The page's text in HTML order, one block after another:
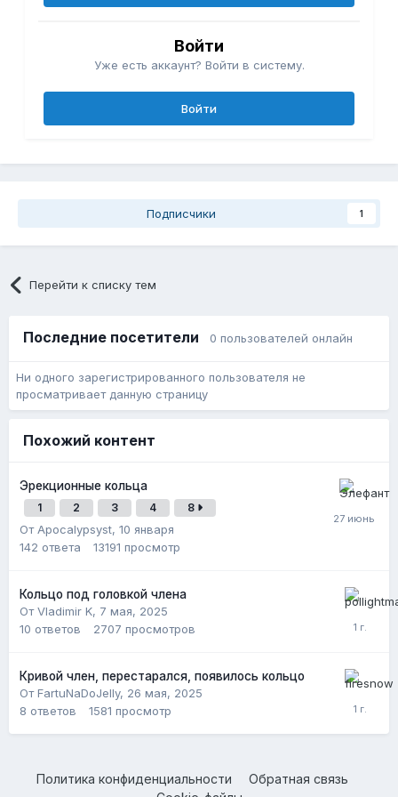
Войти
Уже есть аккаунт? Войти в систему.
Войти
Подписчики 1
Перейти к списку тем
Последние посетители 0 пользователей онлайн
Ни одного зарегистрированного пользователя не
просматривает данную страницу
Похожий контент
Эрекционные кольца
1 2 3 4 8
От Apocalypsyst, 10 января
142 ответа 13191 просмотр
Кольцо под головкой члена
От Vladimir K, 7 мая, 2025
10 ответов 2707 просмотров
Кривой член, перестарался, появилось кольцо
От FartuNaDoJelly, 26 мая, 2025
8 ответов 1581 просмотр
Политика конфиденциальности
Обратная связь